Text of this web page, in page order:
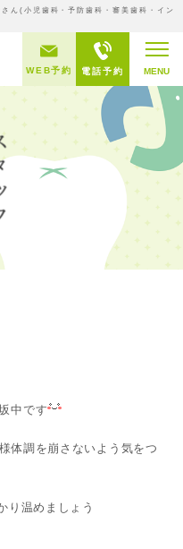
ん(小児歯科・予防歯科・審美歯科・イン
MENU
電話予約
WEB予約
中です
体調を崩さないよう気をつ
り温めましょう